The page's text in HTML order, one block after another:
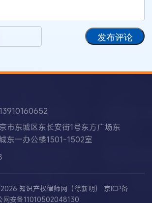
发布评论
市东城区东长安街1号东方广场东
东一办公楼1501-1502室
知识产权律师网（徐新明） 京ICP备
网安备11010502048130